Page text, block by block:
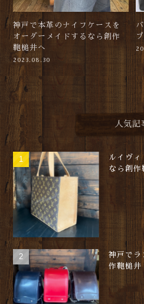
神戸で本革のナイフケースを
オーダーメイドするなら創作
鞄槌井へ
2023.08.30
人気記
ルイヴィ
なら創作
神戸でラ
作鞄槌井